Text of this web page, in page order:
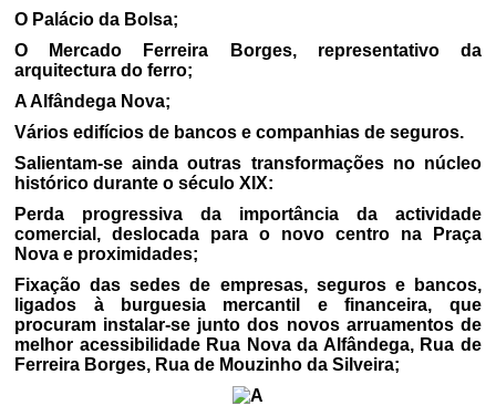
O Palácio da Bolsa;
O Mercado Ferreira Borges, representativo da
arquitectura do ferro;
A Alfândega Nova;
Vários edifícios de bancos e companhias de seguros.
Salientam-se ainda outras transformações no núcleo
histórico durante o século XIX:
Perda progressiva da importância da actividade
comercial, deslocada para o novo centro na Praça
Nova e proximidades;
Fixação das sedes de empresas, seguros e bancos,
ligados à burguesia mercantil e financeira, que
procuram instalar-se junto dos novos arruamentos de
melhor acessibilidade Rua Nova da Alfândega, Rua de
Ferreira Borges, Rua de Mouzinho da Silveira;